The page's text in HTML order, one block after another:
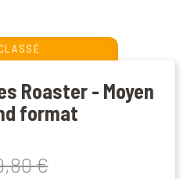
Roaster - Moyen
format
€